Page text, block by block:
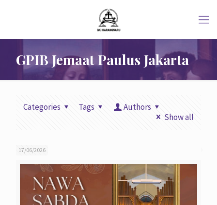
GPIB Jemaat Paulus Jakarta
Categories Tags
Authors
Show all
17/06/2026